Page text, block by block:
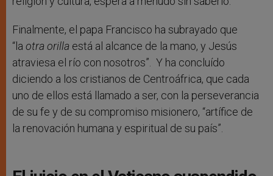
Finalmente, el papa Francisco ha subrayado que
“la otra orilla está al alcance de la mano, y Jesús
atraviesa el río con nosotros”. Y ha concluído
diciendo a los cristianos de Centroáfrica, que cada
uno de ellos está llamado a ser, con la perseverancia
de su fe y de su compromiso misionero, “artífice de
la renovación humana y espiritual de su país”.